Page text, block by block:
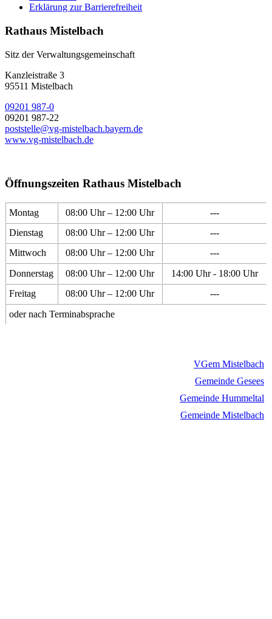
Erklärung zur Barrierefreiheit
Rathaus Mistelbach
Sitz der Verwaltungsgemeinschaft
Kanzleistraße 3
95511 Mistelbach
09201 987-0
09201 987-22
poststelle@vg-mistelbach.bayern.de
www.vg-mistelbach.de
Öffnungszeiten Rathaus Mistelbach
Montag 08:00 Uhr – 12:00 Uhr
---
Dienstag
08:00 Uhr – 12:00 Uhr
---
Mittwoch
08:00 Uhr – 12:00 Uhr
---
Donnerstag
08:00 Uhr – 12:00 Uhr
14:00 Uhr - 18:00 Uhr
Freitag
08:00 Uhr – 12:00 Uhr
---
oder nach Terminabsprache
VGem Mistelbach
Gemeinde Gesees
Gemeinde Hummeltal
Gemeinde Mistelbach